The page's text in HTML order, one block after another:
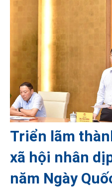
Triển lãm
xã hội nhân
năm Ngày